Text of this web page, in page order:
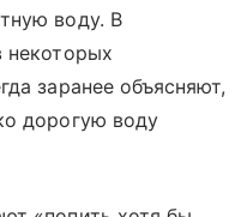
воду. В
некоторых
заранее объясняют,
дорогую воду